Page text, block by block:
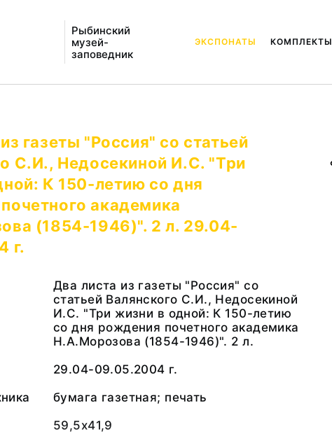
Рыбинский
музей-
заповедник
ЭКСПОНАТЫ КОМПЛЕКТЫ
газеты "Россия" со статьей
С.И., Недосекиной И.С. "Три
К 150-летию со дня
академика
(1854-1946)". 2 л. 29.04-
г.
Два листа из газеты "Россия" со
статьей Валянского С.И., Недосекиной
И.С. "Три жизни в одной: К 150-летию
со дня рождения почетного академика
Н.А.Морозова (1854-1946)". 2 л.
29.04-09.05.2004 г.
бумага газетная; печать
59,5х41,9